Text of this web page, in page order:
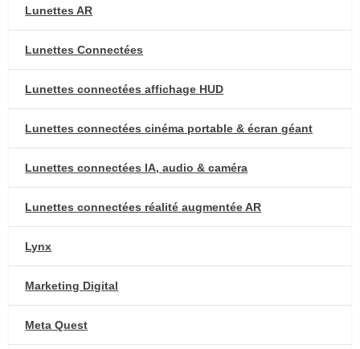
Lunettes AR
Lunettes Connectées
Lunettes connectées affichage HUD
Lunettes connectées cinéma portable & écran géant
Lunettes connectées IA, audio & caméra
Lunettes connectées réalité augmentée AR
Lynx
Marketing Digital
Meta Quest